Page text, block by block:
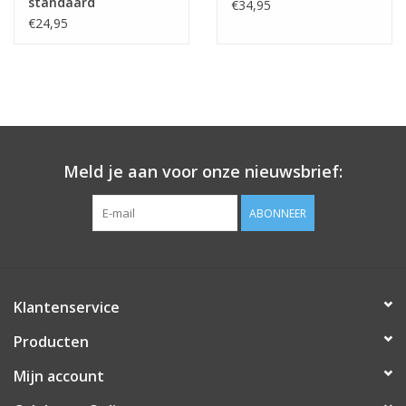
waardoor de ballon weer mooi strak wordt.
€24,95
€34,95
Meld je aan voor onze nieuwsbrief:
ABONNEER
Klantenservice
Producten
Mijn account